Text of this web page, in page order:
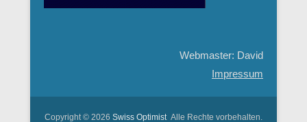
Webmaster: David
Impressum
Copyright © 2026 Swiss OptimistAlle Rechte vorbehalten.